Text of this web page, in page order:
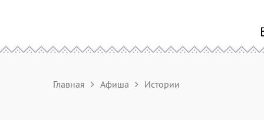
Главная Афиша Истории